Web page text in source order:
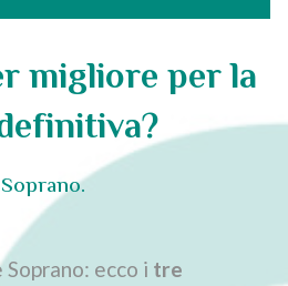
migliore per la
ecco i tre